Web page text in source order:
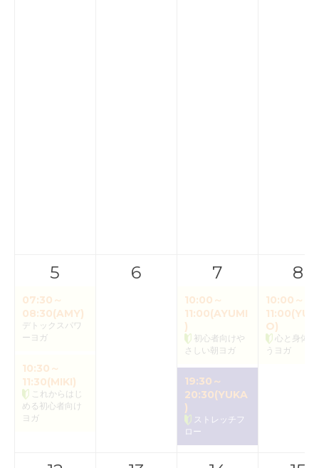
5
07:30～
08:30(AMY)
デトックスパワ
ーヨガ
10:30～
11:30(MIKI)
これからはじ
める初心者向け
ヨガ
6 7
10:00～
11:00(AYUMI
)
初心者向けや
さしい朝ヨガ
19:30～
20:30(YUKA
)
ストレッチフ
ロー
8
10:00～
O)
心と身体味
うヨガ